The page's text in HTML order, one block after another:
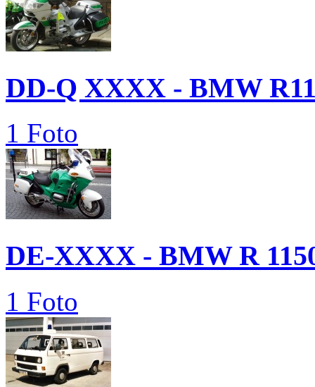
DD-Q XXXX - BMW
1 Foto
DE-XXXX - BMW R
1 Foto